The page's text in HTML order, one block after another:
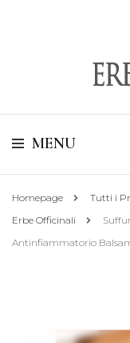
Vendita di Botaniche,
MENU
Homepage Tutti i
Erbe Officinali
Antinfiammatorio